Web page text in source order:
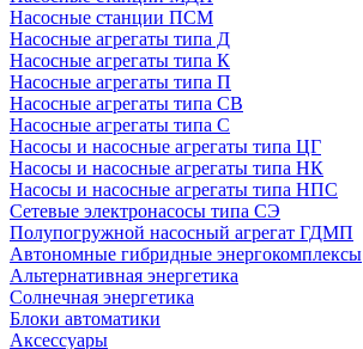
Насосные станции ПСМ
Насосные агрегаты типа Д
Насосные агрегаты типа К
Насосные агрегаты типа П
Насосные агрегаты типа СВ
Насосные агрегаты типа С
Насосы и насосные агрегаты типа ЦГ
Насосы и насосные агрегаты типа НК
Насосы и насосные агрегаты типа НПС
Сетевые электронасосы типа СЭ
Полупогружной насосный агрегат ГДМП
Автономные гибридные энергокомплексы
Альтернативная энергетика
Солнечная энергетика
Блоки автоматики
Аксессуары